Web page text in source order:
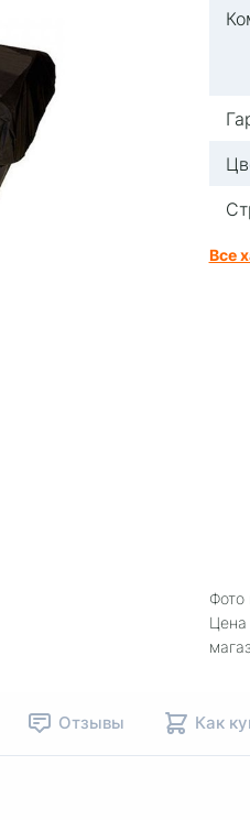
Все
Фото
Цена
Отзывы Как